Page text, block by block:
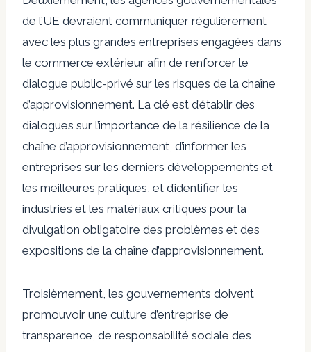
de l’UE devraient communiquer régulièrement
avec les plus grandes entreprises engagées dans
le commerce extérieur afin de renforcer le
dialogue public-privé sur les risques de la chaîne
d’approvisionnement. La clé est d’établir des
dialogues sur l’importance de la résilience de la
chaîne d’approvisionnement, d’informer les
entreprises sur les derniers développements et
les meilleures pratiques, et d’identifier les
industries et les matériaux critiques pour la
divulgation obligatoire des problèmes et des
expositions de la chaîne d’approvisionnement.
Troisièmement, les gouvernements doivent
promouvoir une culture d’entreprise de
transparence, de responsabilité sociale des